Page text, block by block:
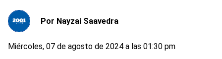
Por Nayzai Saavedra
Miércoles, 07 de agosto de 2024 a las 01:30 pm